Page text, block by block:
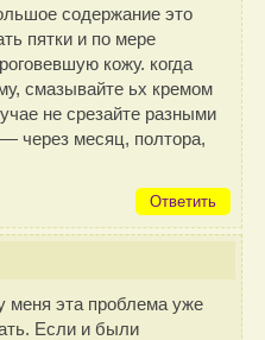
содержание это
пятки и по мере
кожу. когда
смазывайте ьх кремом
не срезайте разными
через месяц, полтора,
Ответить
меня эта проблема уже
Если и были